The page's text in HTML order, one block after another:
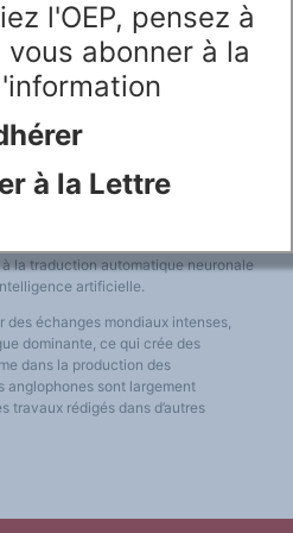
langues
(en construction)
internationales
du plurilinguisme en Afrique)
scientifiques Etienne Ghys, Slim
et Rémi Quirion plaident, dans une
la traduction automatique neuronale
artificielle.
des échanges mondiaux intenses,
dominante, ce qui crée des
dans la production des
anglophones sont largement
travaux rédigés dans d’autres
l'OEP, pensez à
abonner à la
à la Lettre